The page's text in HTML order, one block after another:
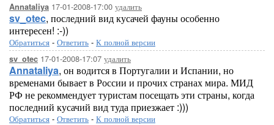
Annataliya 17-01-2008-17:00 удалить
sv_otec, последний вид кусачей фауны особенно
интересен! :-))
Обратиться - Ответить - К полной версии
sv_otec 17-01-2008-17:07 удалить
Annataliya, он водится в Португалии и Испании, но
временами бывает в России и прочих странах мира. МИД
РФ не рекоммендует туристам посещать эти страны, когда
последний кусачий вид туда приезжает :)))
Обратиться - Ответить - К полной версии